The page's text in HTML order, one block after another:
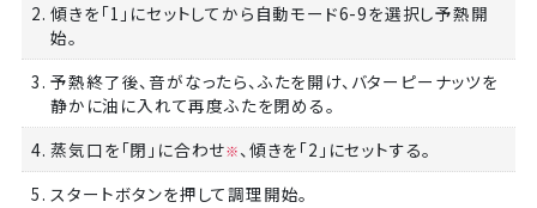
2. 傾きを「1」にセットしてから自動モード6-9を選択し予熱開
始。
3. 予熱終了後、音がなったら、ふたを開け、バターピーナッツを
静かに油に入れて再度ふたを閉める。
4. 蒸気口を「閉」に合わせ※、傾きを「2」にセットする。
5. スタートボタンを押して調理開始。